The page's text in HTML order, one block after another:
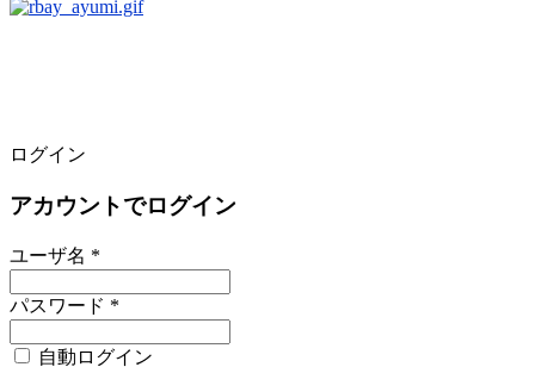
ログイン
アカウントでログイン
ユーザ名 *
パスワード *
自動ログイン